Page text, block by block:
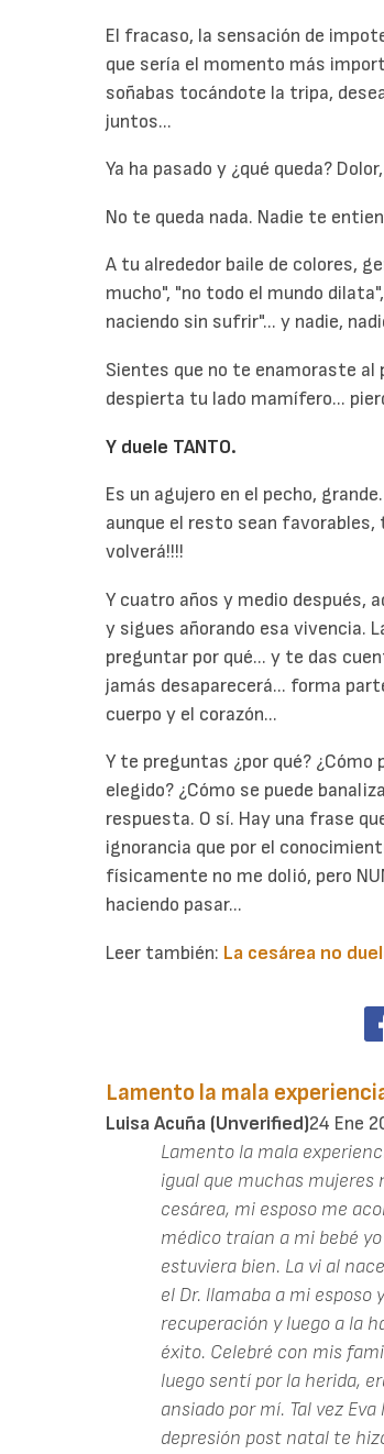
El fracaso, la sensación de
que sería el momento más
soñabas tocándote la tripa,
juntos...
Ya ha pasado y ¿qué queda?
No te queda nada. Nadie te
A tu alrededor baile de colores,
mucho", "no todo el mundo
naciendo sin sufrir"... y nadie,
Sientes que no te enamoraste al
despierta tu lado mamífero...
Y duele TANTO.
Es un agujero en el pecho,
aunque el resto sean favorables,
volverá!!!!
Y cuatro años y medio después,
y sigues añorando esa vivencia.
preguntar por qué... y te das
jamás desaparecerá... forma
cuerpo y el corazón...
Y te preguntas ¿por qué? ¿Cómo
elegido? ¿Cómo se puede
respuesta. O sí. Hay una frase
ignorancia que por el
físicamente no me dolió, pero
haciendo pasar...
Leer también: La cesárea no
Lamento la mala
Luisa Acuña (unverified)24 Ene
Lamento la mala
igual que muchas
cesárea, mi esposo me
médico traían a mi bebé
estuviera bien. La vi al
el Dr. llamaba a mi esposo
recuperación y luego a la
éxito. Celebré con mis
luego sentí por la herida,
ansiado por mí. Tal vez
depresión post natal te